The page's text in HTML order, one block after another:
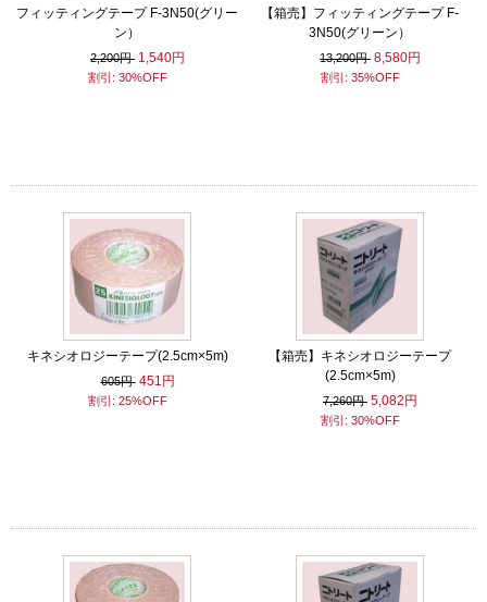
フィッティングテープ F-3N50(グリー
ン）
2,200円 1,540円
割引: 30%OFF
【箱売】フィッティングテープ F-
3N50(グリーン）
13,200円 8,580円
割引: 35%OFF
キネシオロジーテープ(2.5cm×5m)
605円 451円
割引: 25%OFF
【箱売】キネシオロジーテープ
(2.5cm×5m)
7,260円 5,082円
割引: 30%OFF